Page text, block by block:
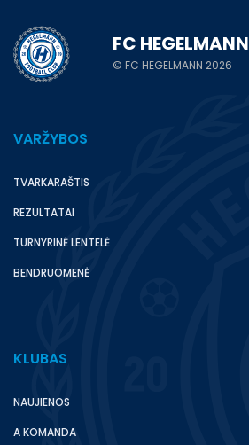
FC HEGELMANN
© FC HEGELMANN 2026
VARŽYBOS
TVARKARAŠTIS
REZULTATAI
TURNYRINĖ LENTELĖ
BENDRUOMENĖ
KLUBAS
NAUJIENOS
A KOMANDA